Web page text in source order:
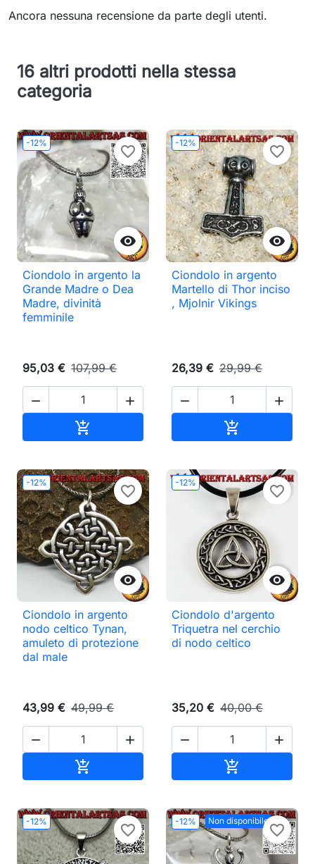
Ancora nessuna recensione da parte degli utenti.
16 altri prodotti nella stessa
categoria
-12%

favorite_border
Ciondolo in argento la
Grande Madre o Dea
Madre, divinità
femminile
95,03 € 107,99 €
 

-12%

favorite_border
Ciondolo in argento
Martello di Thor inciso
, Mjolnir Vikings
26,39 € 29,99 €
 

-12%

favorite_border
Ciondolo in argento
nodo celtico Tynan,
amuleto di protezione
dal male
43,99 € 49,99 €
 

-12%

favorite_border
Ciondolo d'argento
Triquetra nel cerchio
di nodo celtico
35,20 € 40,00 €
 

-12%
favorite_border
-12% Non disponibile
favorite_border